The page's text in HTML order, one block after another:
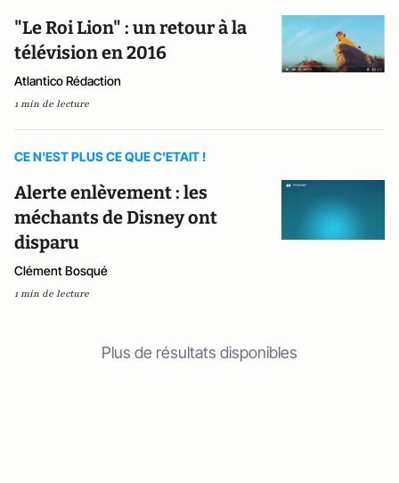
"Le Roi Lion" : un retour à la
télévision en 2016
Atlantico Rédaction
1 min de lecture
CE N'EST PLUS CE QUE C'ETAIT !
Alerte enlèvement : les
méchants de Disney ont
disparu
Clément Bosqué
1 min de lecture
Plus de résultats disponibles